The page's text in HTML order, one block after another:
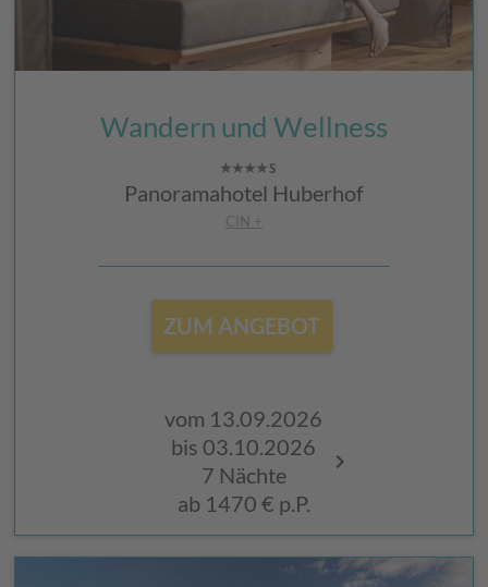
Wandern und Wellness
Panoramahotel Huberhof
CIN +
ZUM ANGEBOT
vom 13.09.2026
bis 03.10.2026
7 Nächte
ab1470 € p.P.